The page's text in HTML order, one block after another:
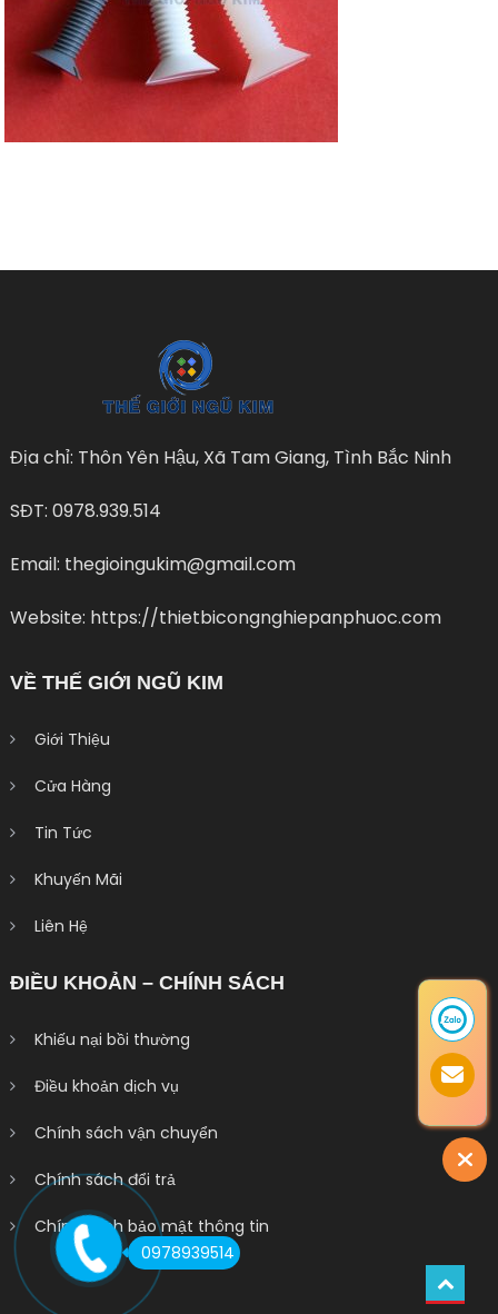
Địa chỉ: Thôn Yên Hậu, Xã Tam Giang, Tình Bắc Ninh
SĐT: 0978.939.514
Email: thegioingukim@gmail.com
Website: https://thietbicongnghiepanphuoc.com
VỀ THẾ GIỚI NGŨ KIM
Giới Thiệu
Cửa Hàng
Tin Tức
Khuyến Mãi
Liên Hệ
ĐIỀU KHOẢN – CHÍNH SÁCH
Khiếu nại bồi thường
Điều khoản dịch vụ
Chính sách vận chuyển
Chính sách đổi trả
Chính sách bảo mật thông tin
0978939514